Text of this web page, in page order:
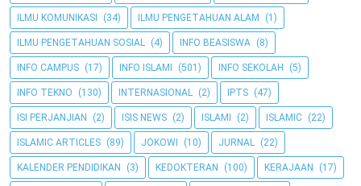
ILMU KOMUNIKASI (34) ILMU PENGETAHUAN ALAM (1)
ILMU PENGETAHUAN SOSIAL (4) INFO BEASISWA (8)
INFO CAMPUS (17) INFO ISLAMI (501) INFO SEKOLAH (5)
INFO TEKNO (130) INTERNASIONAL (2) IPTS (47)
ISI PERJANJIAN (2) ISIS NEWS (2) ISLAMI (2) ISLAMIC (22)
ISLAMIC ARTICLES (89) JOKOWI (10) JURNAL (22)
KALENDER PENDIDIKAN (3) KEDOKTERAN (100) KERAJAAN (17)